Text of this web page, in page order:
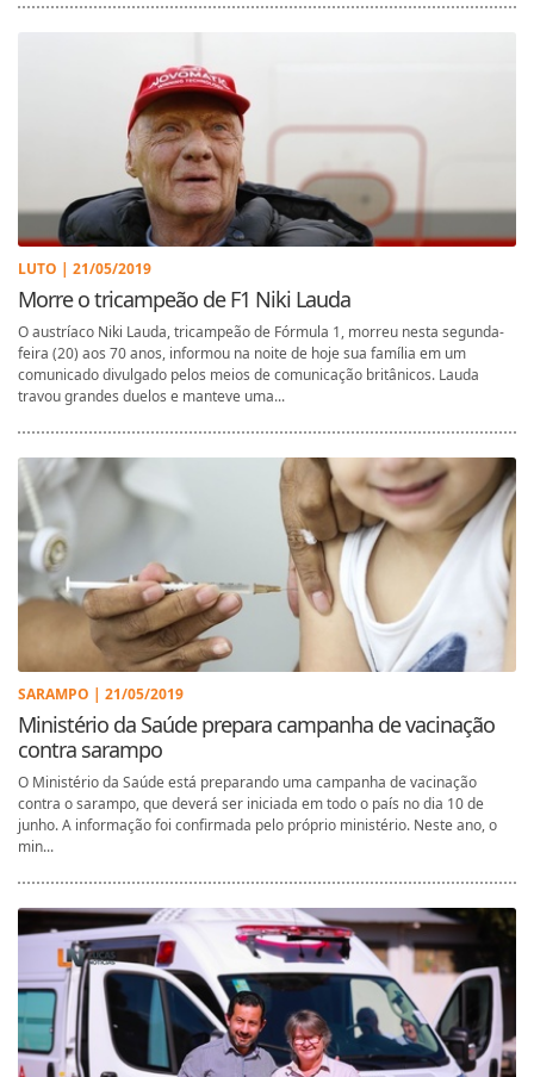
LUTO | 21/05/2019
Morre o tricampeão de F1 Niki Lauda
O austríaco Niki Lauda, tricampeão de Fórmula 1, morreu nesta segunda-
feira (20) aos 70 anos, informou na noite de hoje sua família em um
comunicado divulgado pelos meios de comunicação britânicos. Lauda
travou grandes duelos e manteve uma...
SARAMPO | 21/05/2019
Ministério da Saúde prepara campanha de vacinação
contra sarampo
O Ministério da Saúde está preparando uma campanha de vacinação
contra o sarampo, que deverá ser iniciada em todo o país no dia 10 de
junho. A informação foi confirmada pelo próprio ministério. Neste ano, o
min...